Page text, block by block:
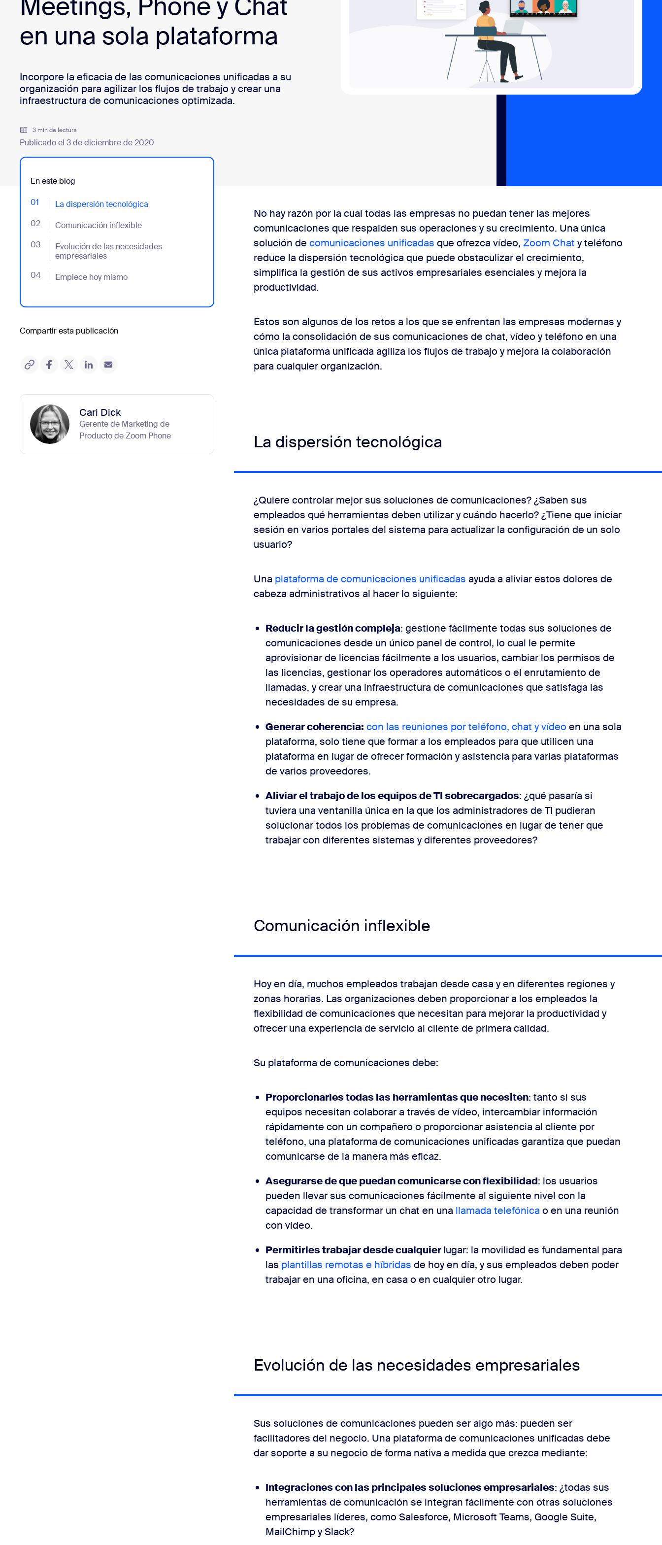
Bonsai
Instalar en el escritorio
Centro de descargas
Iniciar contacto
+1.888.799.9666/+1.888.303.1012
Meetings, Phone y Chat
en una sola plataforma
Incorpore la eficacia de las comunicaciones unificadas a su
organización para agilizar los flujos de trabajo y crear una
infraestructura de comunicaciones optimizada.
3 min de lectura
Publicado el 3 de diciembre de 2020
En este blog
01 La dispersión tecnológica
- Jumplink to La dispersión tecnológica
02 Comunicación inflexible
- Jumplink to Comunicación inflexible
03
Evolución de las necesidades
empresariales
- Jumplink to Evolución de las necesidades empresariales
04 Empiece hoy mismo
- Jumplink to Empiece hoy mismo
Compartir esta publicación
Cari Dick
Gerente de Marketing de
Producto de Zoom Phone
No hay razón por la cual todas las empresas no puedan tener las mejores
comunicaciones que respalden sus operaciones y su crecimiento. Una única
solución de comunicaciones unificadas que ofrezca vídeo, Zoom Chat y teléfono
reduce la dispersión tecnológica que puede obstaculizar el crecimiento,
simplifica la gestión de sus activos empresariales esenciales y mejora la
productividad.
Estos son algunos de los retos a los que se enfrentan las empresas modernas y
cómo la consolidación de sus comunicaciones de chat, vídeo y teléfono en una
única plataforma unificada agiliza los flujos de trabajo y mejora la colaboración
para cualquier organización.
La dispersión tecnológica
¿Quiere controlar mejor sus soluciones de comunicaciones? ¿Saben sus
empleados qué herramientas deben utilizar y cuándo hacerlo? ¿Tiene que iniciar
sesión en varios portales del sistema para actualizar la configuración de un solo
usuario?
Una plataforma de comunicaciones unificadas ayuda a aliviar estos dolores de
cabeza administrativos al hacer lo siguiente:
Reducir la gestión compleja: gestione fácilmente todas sus soluciones de
comunicaciones desde un único panel de control, lo cual le permite
aprovisionar de licencias fácilmente a los usuarios, cambiar los permisos de
las licencias, gestionar los operadores automáticos o el enrutamiento de
llamadas, y crear una infraestructura de comunicaciones que satisfaga las
necesidades de su empresa.
Generar coherencia: con las reuniones por teléfono, chat y vídeo en una sola
plataforma, solo tiene que formar a los empleados para que utilicen una
plataforma en lugar de ofrecer formación y asistencia para varias plataformas
de varios proveedores.
Aliviar el trabajo de los equipos de TI sobrecargados: ¿qué pasaría si
tuviera una ventanilla única en la que los administradores de TI pudieran
solucionar todos los problemas de comunicaciones en lugar de tener que
trabajar con diferentes sistemas y diferentes proveedores?
Comunicación inflexible
Hoy en día, muchos empleados trabajan desde casa y en diferentes regiones y
zonas horarias. Las organizaciones deben proporcionar a los empleados la
flexibilidad de comunicaciones que necesitan para mejorar la productividad y
ofrecer una experiencia de servicio al cliente de primera calidad.
Su plataforma de comunicaciones debe:
Proporcionarles todas las herramientas que necesiten: tanto si sus
equipos necesitan colaborar a través de vídeo, intercambiar información
rápidamente con un compañero o proporcionar asistencia al cliente por
teléfono, una plataforma de comunicaciones unificadas garantiza que puedan
comunicarse de la manera más eficaz.
Asegurarse de que puedan comunicarse con flexibilidad: los usuarios
pueden llevar sus comunicaciones fácilmente al siguiente nivel con la
capacidad de transformar un chat en una llamada telefónica o en una reunión
con vídeo.
Permitirles trabajar desde cualquierlugar: la movilidad es fundamental para
las plantillas remotas e híbridas de hoy en día, y sus empleados deben poder
trabajar en una oficina, en casa o en cualquier otro lugar.
Evolución de las necesidades empresariales
Sus soluciones de comunicaciones pueden ser algo más: pueden ser
facilitadores del negocio. Una plataforma de comunicaciones unificadas debe
dar soporte a su negocio de forma nativa a medida que crezca mediante:
Integraciones con las principales soluciones empresariales: ¿todas sus
herramientas de comunicación se integran fácilmente con otras soluciones
empresariales líderes, como Salesforce, Microsoft Teams, Google Suite,
MailChimp y Slack?